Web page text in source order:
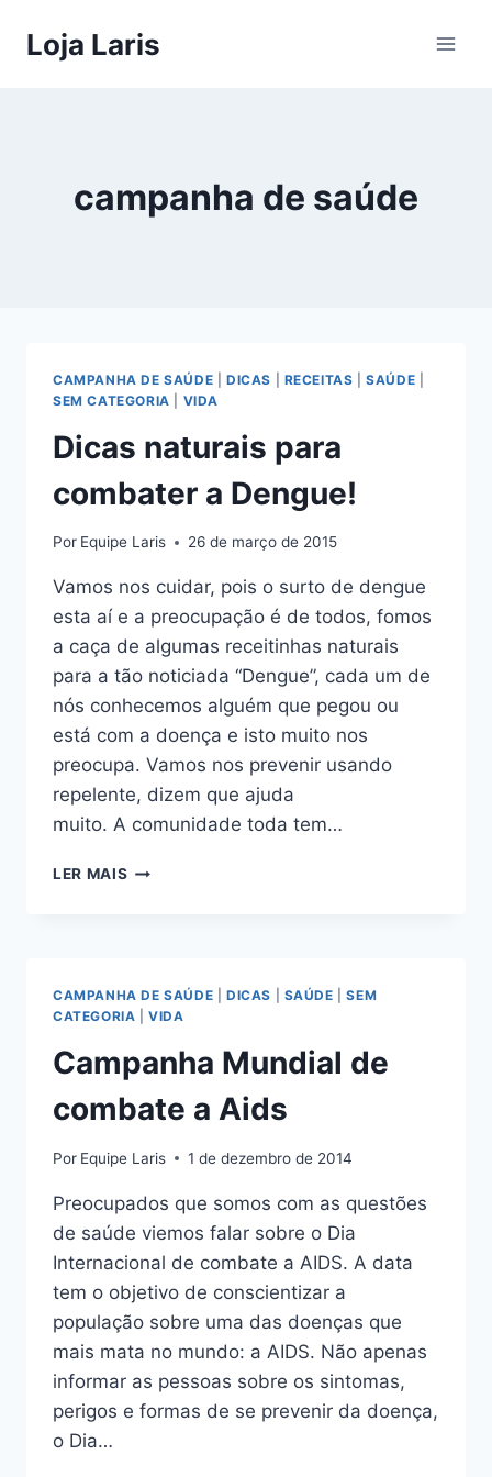
Loja Laris
campanha de saúde
CAMPANHA DE SAÚDE DICAS RECEITAS |SAÚDE
SEM CATEGORIA
VIDA
Dicas naturais para
combater a Dengue!
Por Equipe Laris 26 de março de 2015
Vamos nos cuidar, pois o surto de dengue
esta aí e a preocupação é de todos, fomos
a caça de algumas receitinhas naturais
para a tão noticiada “Dengue”, cada um de
nós conhecemos alguém que pegou ou
está com a doença e isto muito nos
preocupa. Vamos nos prevenir usando
repelente, dizem que ajuda
muito. A comunidade toda tem…
LER MAIS DICAS
DENGUE!
CAMPANHA DE SAÚDE DICAS SAÚDE |SEM
CATEGORIA |VIDA
Campanha Mundial de
combate a Aids
Por Equipe Laris 1 de dezembro de 2014
Preocupados que somos com as questões
de saúde viemos falar sobre o Dia
Internacional de combate a AIDS. A data
tem o objetivo de conscientizar a
população sobre uma das doenças que
mais mata no mundo: a AIDS. Não apenas
informar as pessoas sobre os sintomas,
perigos e formas de se prevenir da doença,
o Dia…